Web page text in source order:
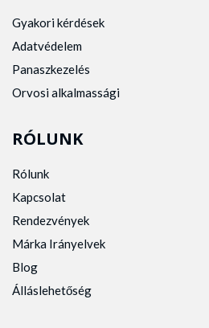
Gyakori kérdések
Adatvédelem
Panaszkezelés
Orvosi alkalmassági
RÓLUNK
Rólunk
Kapcsolat
Rendezvények
Márka Irányelvek
Blog
Álláslehetőség